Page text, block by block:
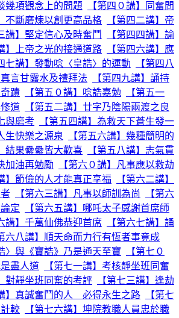
幾項觀念上的問題
【第四０講】同奮問
不斷磨煉以創更高品格
【第四二講】帝
講】堅定信心及時奮鬥
【第四四講】諭
】上帝之光的接通道路
【第四六講】應
七講】發動唸〈皇誥〉的運動
【第四八
言甘露水及禮拜法
【第四九講】誦持
蹟
【第五０講】唸誥嘉勉
【第五一
道
【第五二講】廿字乃陰陽兩渡之良
與磨考
【第五四講】為救天下蒼生發一
生快樂之源泉
【第五六講】幾種簡明的
結果纍纍皆大歡喜
【第五八講】志氣貫
加油再勉勵
【第六０講】凡事應以救劫
】節儉的人才能真正享福
【第六二講】
【第六三講】凡事以師訓為尚
【第六
定
【第六五講】哪吒太子感謝首席師
講】千萬仙佛恭迎首席
【第六七講】誦
六八講】順天命而力行有恆者事竟成
〉與《寶誥》乃是通天至寶
【第七０
盡人道
【第七一講】考核靜坐班同奮
對靜坐班同奮的考評
【第七三講】逢劫
】真誠奮鬥的人 必得永生之路
【第七
較
【第七六講】坤院教職人員忠於職